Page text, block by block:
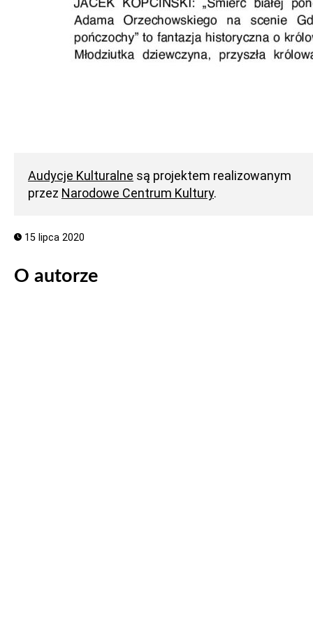
Audycje Kulturalne są projektem realizowanym
przez Narodowe Centrum Kultury.
15 lipca 2020
O autorze